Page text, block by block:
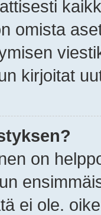
omista
kirjoitat
on
ei ole.